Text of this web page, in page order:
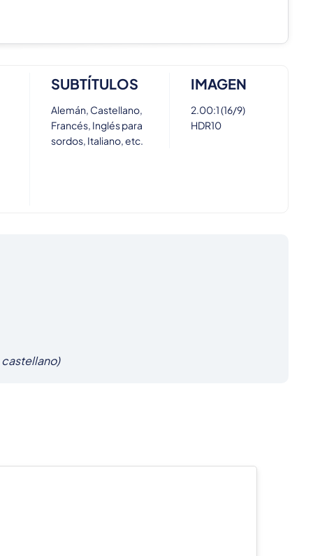
SUBTÍTULOS
Alemán, Castellano,
Francés, Inglés para
sordos, Italiano, etc.
IMAGEN
2.00:1 (16/9)
HDR10